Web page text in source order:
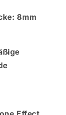
8mm